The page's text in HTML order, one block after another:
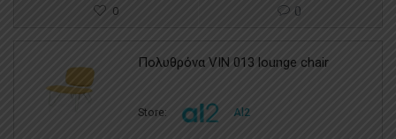
0 0
Πολυθρόνα VIN 013 lounge chair
Store: Al2